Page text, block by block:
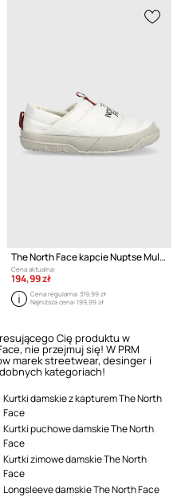
The North Face kapcie Nuptse Mule
Cena aktualna:
194,99 zł
Cena regularna:319,99 zł
Najniższa cena:199,99 zł
Cię produktu w
nie przejmuj się! W PRM
marek streetwear, desinger i
kategoriach!
Kurtki damskie z kapturem The North
Face
Kurtki puchowe damskie The North
Face
Kurtki zimowe damskie The North
Face
Longsleeve damskie The North Face